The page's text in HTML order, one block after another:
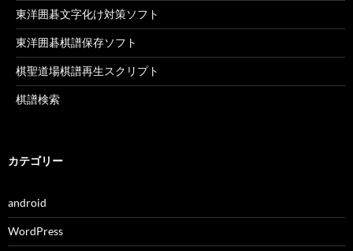
東洋囲碁文字化け対策ソフト
東洋囲碁棋譜保存ソフト
棋聖道場棋譜再生スクリプト
棋譜検索
カテゴリー
android
WordPress